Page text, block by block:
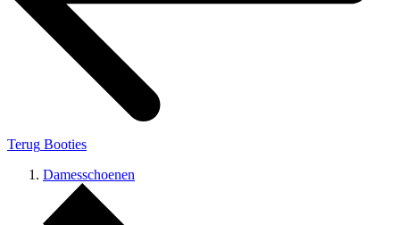
Terug Booties
Damesschoenen